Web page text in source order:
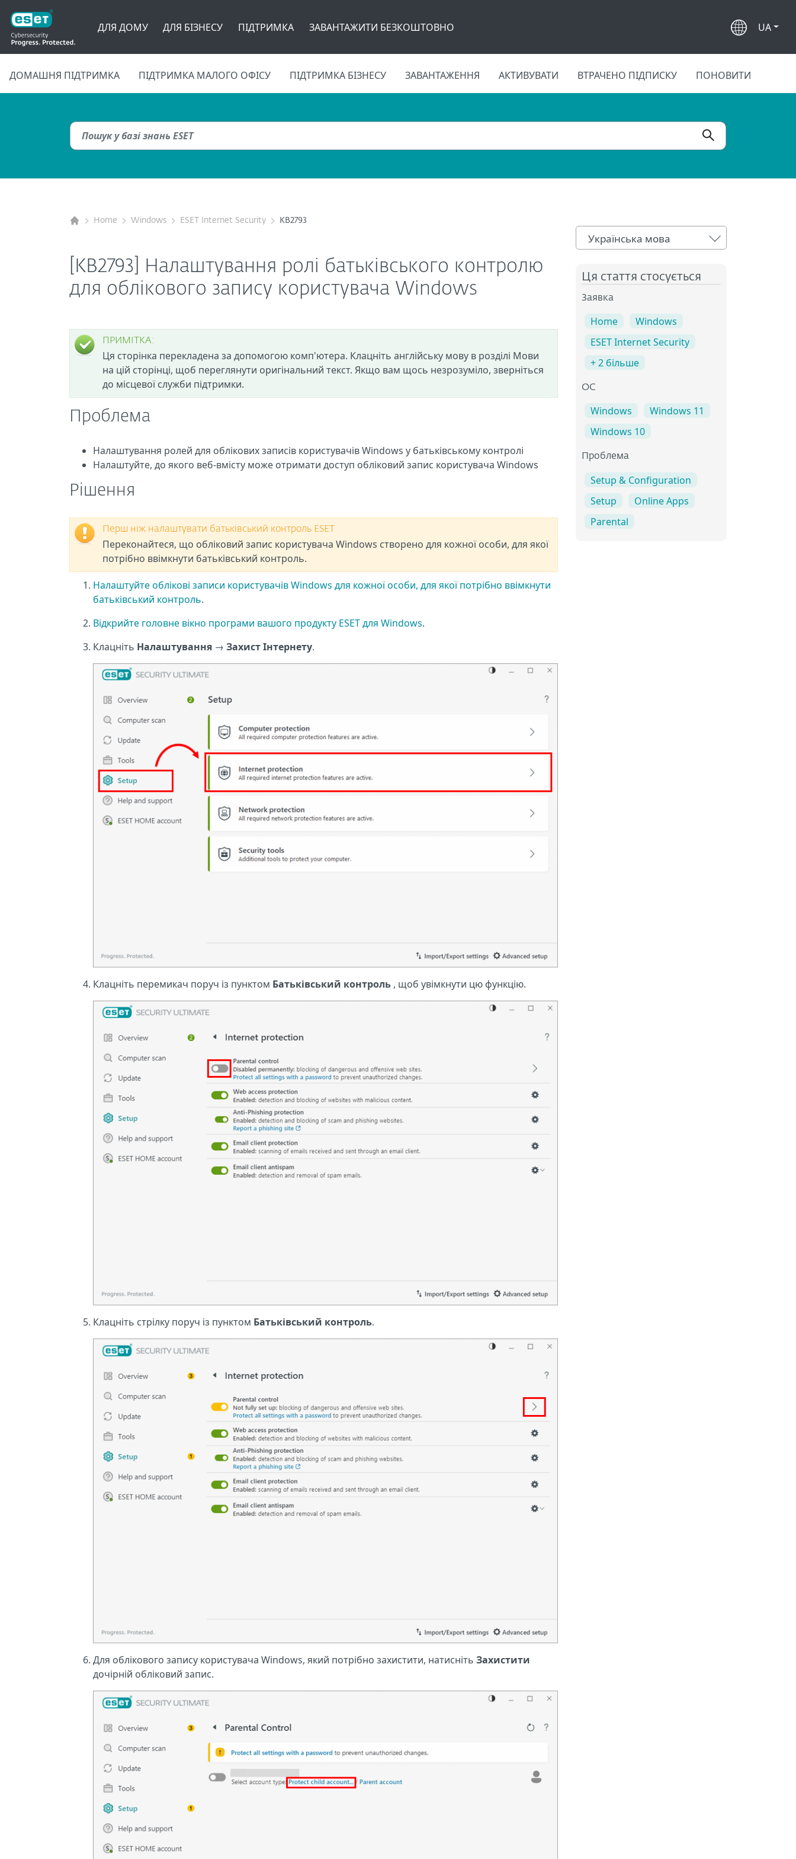
ДЛЯ ДОМУ ДЛЯ БІЗНЕСУ ПІДТРИМКА ЗАВАНТАЖИТИ БЕЗКОШТОВНО UA
ДОМАШНЯ ПІДТРИМКА ПІДТРИМКА МАЛОГО ОФІСУ ПІДТРИМКА БІЗНЕСУ ЗАВАНТАЖЕННЯ АКТИВУВАТИ ВТРАЧЕНО ПІДПИСКУ ПОНОВИТИ
Home Windows ESET Internet Security KB2793
[KB2793] Налаштування ролі батьківського контролю
для облікового запису користувача Windows
ПРИМІТКА:
Ця сторінка перекладена за допомогою комп'ютера. Клацніть англійську мову в розділі Мови
на цій сторінці, щоб переглянути оригінальний текст. Якщо вам щось незрозуміло, зверніться
до місцевої служби підтримки.
Проблема
Налаштування ролей для облікових записів користувачів Windows у батьківському контролі
Налаштуйте, до якого веб-вмісту може отримати доступ обліковий запис користувача Windows
Рішення
Перш ніж налаштувати батьківський контроль ESET
Переконайтеся, що обліковий запис користувача Windows створено для кожної особи, для якої
потрібно ввімкнути батьківський контроль.
Налаштуйте облікові записи користувачів Windows для кожної особи, для якої потрібно ввімкнути
батьківський контроль.
Відкрийте головне вікно програми вашого продукту ESET для Windows.
Клацніть Налаштування → Захист Інтернету.
Клацніть перемикач поруч із пунктом Батьківський контроль , щоб увімкнути цю функцію.
Клацніть стрілку поруч із пунктом Батьківський контроль.
Для облікового запису користувача Windows, який потрібно захистити, натисніть Захистити
дочірній обліковий запис.
Українська мова
Ця стаття стосується
Заявка
Home
Windows
ESET Internet Security
+ 2 більше
ОС
Windows
Windows 11
Windows 10
Проблема
Setup & Configuration
Setup
Online Apps
Parental